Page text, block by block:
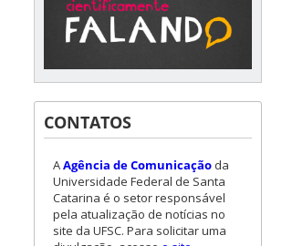
CONTATOS
AAgência de Comunicaçãoda
Universidade Federal de Santa
Catarina é o setor responsável
pela atualização de notícias no
site da UFSC. Para solicitar uma